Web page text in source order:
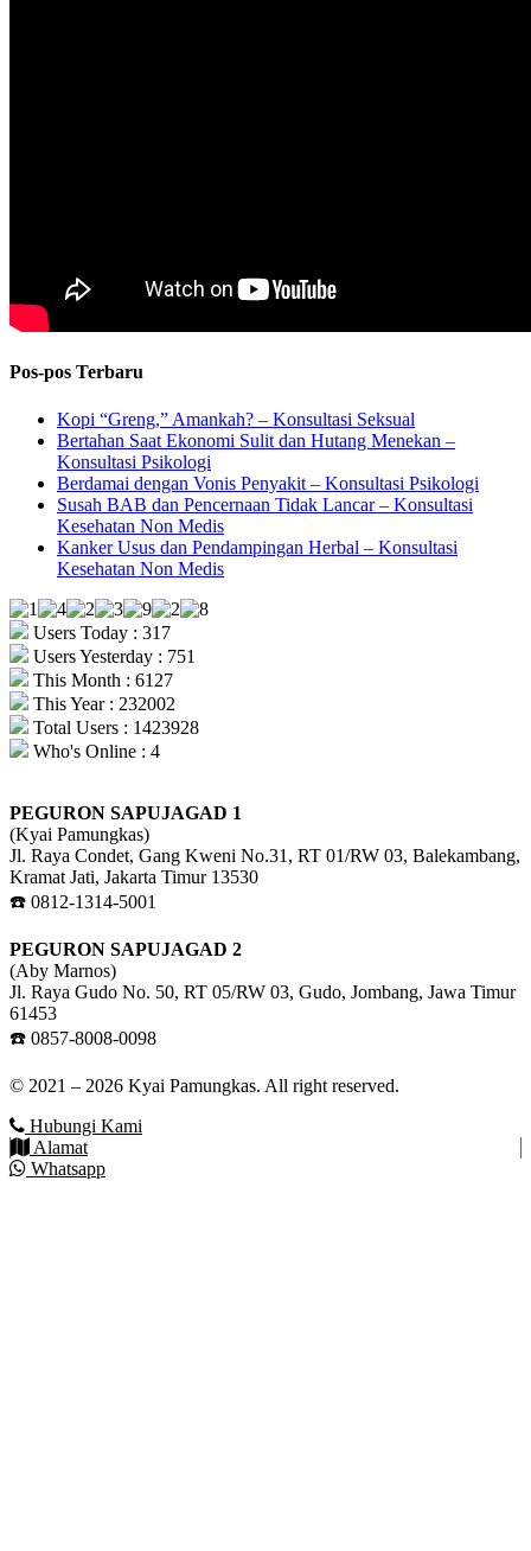
Pos-pos Terbaru
Kopi “Greng,” Amankah? – Konsultasi Seksual
Bertahan Saat Ekonomi Sulit dan Hutang Menekan –
Konsultasi Psikologi
Berdamai dengan Vonis Penyakit – Konsultasi Psikologi
Susah BAB dan Pencernaan Tidak Lancar – Konsultasi
Kesehatan Non Medis
Kanker Usus dan Pendampingan Herbal – Konsultasi
Kesehatan Non Medis
Users Today : 317
Users Yesterday : 751
This Month : 6127
This Year : 232002
Total Users : 1423928
Who's Online : 4
PEGURON SAPUJAGAD 1
(Kyai Pamungkas)
Jl. Raya Condet, Gang Kweni No.31, RT 01/RW 03, Balekambang,
Kramat Jati, Jakarta Timur 13530
☎️ 0812-1314-5001
PEGURON SAPUJAGAD 2
(Aby Marnos)
Jl. Raya Gudo No. 50, RT 05/RW 03, Gudo, Jombang, Jawa Timur
61453
☎️ 0857-8008-0098
© 2021 – 2026 Kyai Pamungkas. All right reserved.
Hubungi Kami
Alamat
Whatsapp